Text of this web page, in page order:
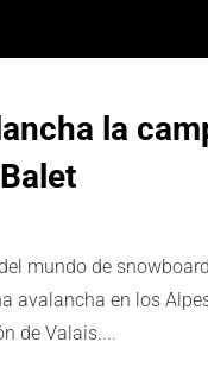
la
mundo de
avalancha en los
de Valais....